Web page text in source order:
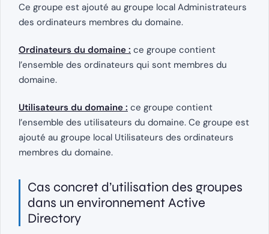
Ce groupe est ajouté au groupe local Administrateurs
des ordinateurs membres du domaine.
Ordinateurs du domaine : ce groupe contient
l’ensemble des ordinateurs qui sont membres du
domaine.
Utilisateurs du domaine : ce groupe contient
l’ensemble des utilisateurs du domaine. Ce groupe est
ajouté au groupe local Utilisateurs des ordinateurs
membres du domaine.
Cas concret d’utilisation des groupes
dans un environnement Active
Directory